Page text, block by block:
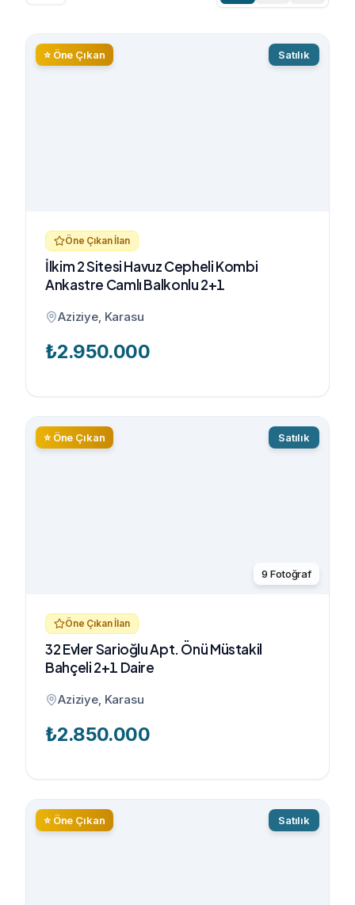
Satılık
⭐ Öne Çıkan
Öne Çıkan İlan
İlkim 2 Sitesi Havuz Cepheli Kombi
Ankastre Camlı Balkonlu 2+1
Aziziye, Karasu
₺2.950.000
Satılık
⭐ Öne Çıkan
9 Fotoğraf
Öne Çıkan İlan
32 Evler Sarioğlu Apt. Önü Müstakil
Bahçeli 2+1 Daire
Aziziye, Karasu
₺2.850.000
Satılık
⭐ Öne Çıkan